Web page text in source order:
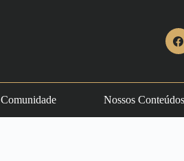
Comunidade Nossos Conteúdos